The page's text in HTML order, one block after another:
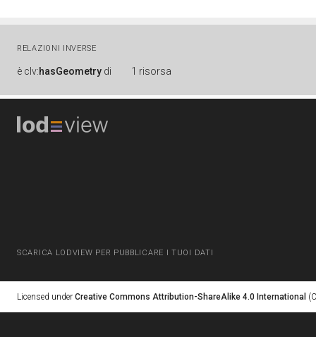
RELAZIONI INVERSE
è clv:hasGeometry di 1 risorsa
SCARICA LODVIEW PER PUBBLICARE I TUOI DATI
Licensed under Creative Commons Attribution-ShareAlike 4.0 International